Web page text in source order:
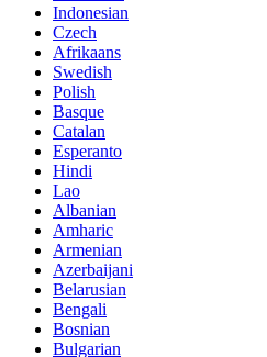
Indonesian
Czech
Afrikaans
Swedish
Polish
Basque
Catalan
Esperanto
Hindi
Lao
Albanian
Amharic
Armenian
Azerbaijani
Belarusian
Bengali
Bosnian
Bulgarian